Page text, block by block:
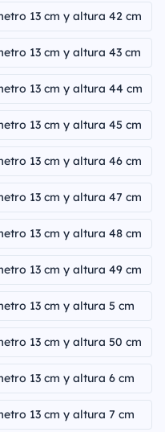
13 cm y altura 42 cm
13 cm y altura 43 cm
13 cm y altura 44 cm
13 cm y altura 45 cm
13 cm y altura 46 cm
13 cm y altura 47 cm
13 cm y altura 48 cm
13 cm y altura 49 cm
13 cm y altura 5 cm
13 cm y altura 50 cm
13 cm y altura 6 cm
13 cm y altura 7 cm